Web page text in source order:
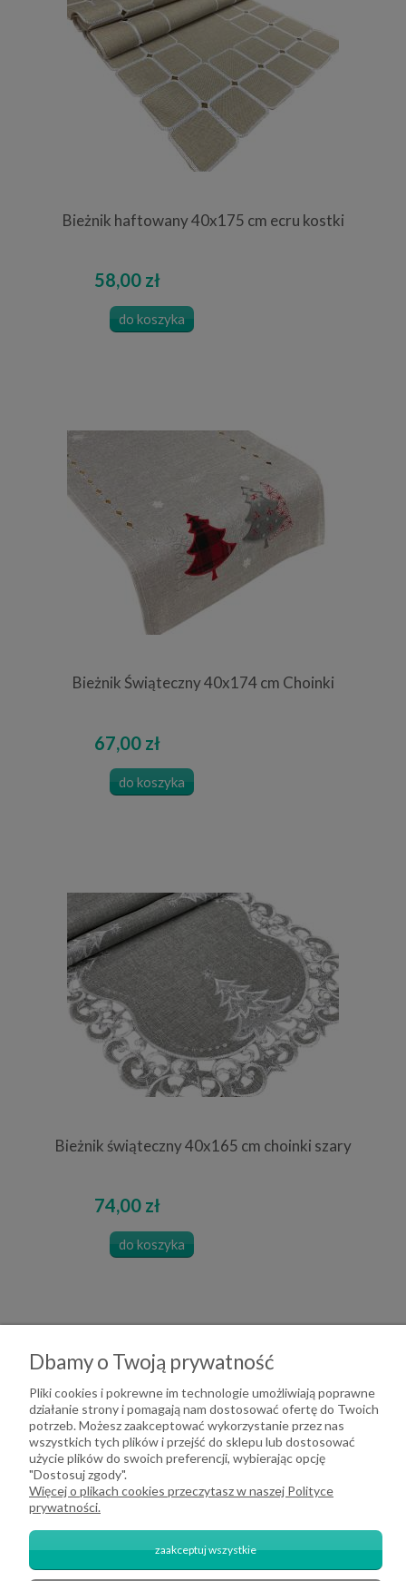
Bieżnik haftowany 40x175 cm ecru kostki
58,00 zł
do koszyka
Bieżnik Świąteczny 40x174 cm Choinki
67,00 zł
do koszyka
Bieżnik świąteczny 40x165 cm choinki szary
74,00 zł
do koszyka
Dbamy o Twoją prywatność
Pliki cookies i pokrewne im technologie umożliwiają poprawne
działanie strony i pomagają nam dostosować ofertę do Twoich
potrzeb. Możesz zaakceptować wykorzystanie przez nas
wszystkich tych plików i przejść do sklepu lub dostosować
użycie plików do swoich preferencji, wybierając opcję
"Dostosuj zgody".
Więcej o plikach cookies przeczytasz w naszej Polityce
prywatności.
zaakceptuj wszystkie